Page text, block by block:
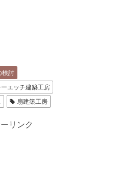
検討
ーエッチ建築工房
扇建築工房
リンク